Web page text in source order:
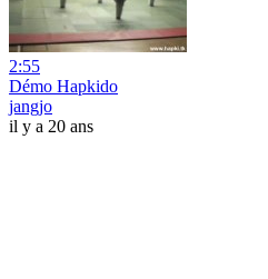
2:55
Démo Hapkido
jangjo
il y a 20 ans